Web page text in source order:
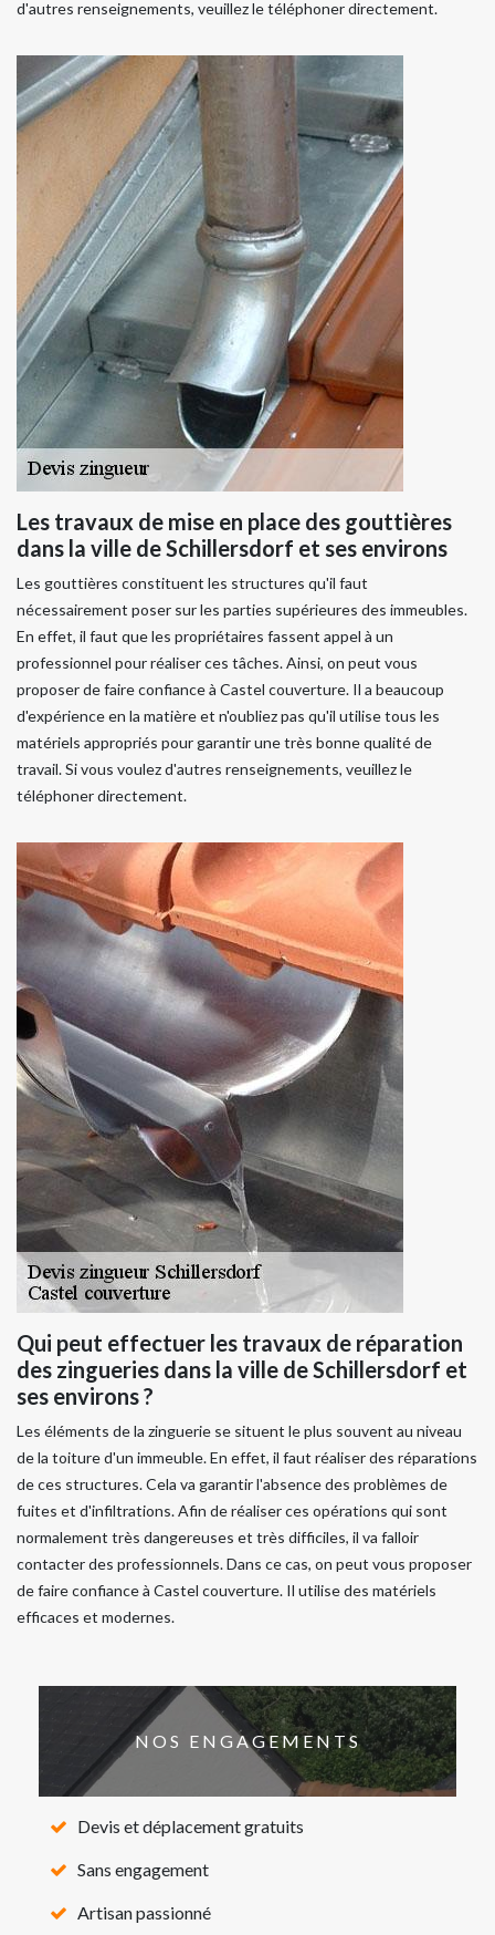
d'autres renseignements, veuillez le téléphoner directement.
Les travaux de mise en place des gouttières
dans la ville de Schillersdorf et ses environs
Les gouttières constituent les structures qu'il faut
nécessairement poser sur les parties supérieures des immeubles.
En effet, il faut que les propriétaires fassent appel à un
professionnel pour réaliser ces tâches. Ainsi, on peut vous
proposer de faire confiance à Castel couverture. Il a beaucoup
d'expérience en la matière et n'oubliez pas qu'il utilise tous les
matériels appropriés pour garantir une très bonne qualité de
travail. Si vous voulez d'autres renseignements, veuillez le
téléphoner directement.
Qui peut effectuer les travaux de réparation
des zingueries dans la ville de Schillersdorf et
ses environs ?
Les éléments de la zinguerie se situent le plus souvent au niveau
de la toiture d'un immeuble. En effet, il faut réaliser des réparations
de ces structures. Cela va garantir l'absence des problèmes de
fuites et d'infiltrations. Afin de réaliser ces opérations qui sont
normalement très dangereuses et très difficiles, il va falloir
contacter des professionnels. Dans ce cas, on peut vous proposer
de faire confiance à Castel couverture. Il utilise des matériels
efficaces et modernes.
NOS ENGAGEMENTS
Devis et déplacement gratuits
Sans engagement
Artisan passionné